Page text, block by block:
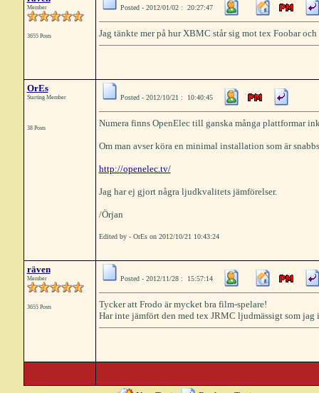
Member
3655 Posts
Posted - 2012/01/02 : 20:27:47
Jag tänkte mer på hur XBMC står sig mot tex Foobar och
OrEs
Starting Member
38 Posts
Posted - 2012/10/21 : 10:40:45
Numera finns OpenElec till ganska många plattformar
Om man avser köra en minimal installation som är
http://openelec.tv/
Jag har ej gjort några ljudkvalitets jämförelser.
/Örjan
Edited by - OrEs on 2012/10/21 10:43:24
räven
Member
3655 Posts
Posted - 2012/11/28 : 15:57:14
Tycker att Frodo är mycket bra film-spelare!
Har inte jämfört den med tex JRMC ljudmässigt som jag